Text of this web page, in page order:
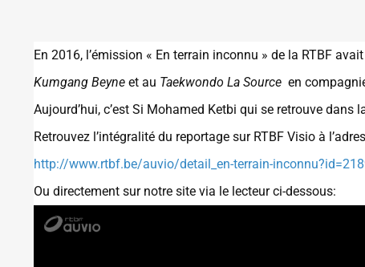
En 2016, l’émission « En terrain inconnu » de la RTBF
Kumgang Beyne et au Taekwondo La Source en
Aujourd’hui, c’est Si Mohamed Ketbi qui se retrouve
Retrouvez l’intégralité du reportage sur RTBF Visio à
http://www.rtbf.be/auvio/detail_en-terrain-
Ou directement sur notre site via le lecteur ci-dessous:
Lecteur